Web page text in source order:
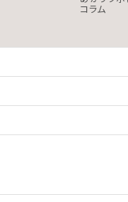
コラム